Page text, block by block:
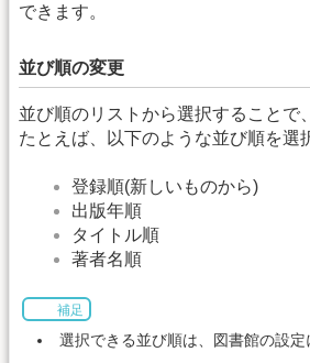
できます。
並び順の変更
並び順のリストから選択することで
たとえば、以下のような並び順を選
登録順(新しいものから)
出版年順
タイトル順
著者名順
補足
選択できる並び順は、図書館の設定